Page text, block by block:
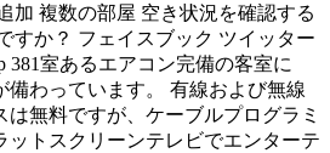
加 複数の部屋 空き状況を確認する
すか？ フェイスブック ツイッター
381室あるエアコン完備の客室に
備わっています。 有線および無線
無料ですが、ケーブルプログラミ
ットスクリーンテレビでエンターテ